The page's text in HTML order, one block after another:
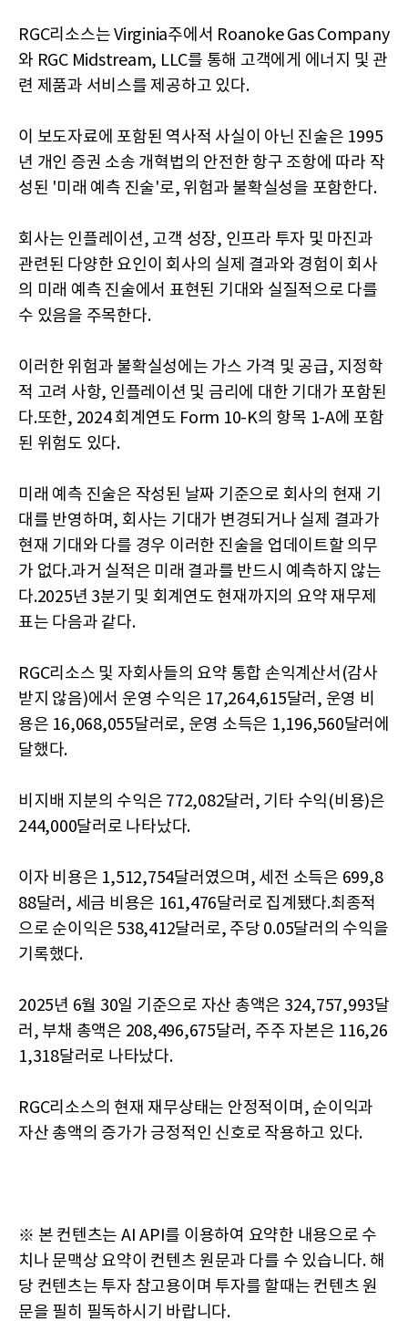
RGC리소스는 Virginia주에서 Roanoke Gas Company
와 RGC Midstream, LLC를 통해 고객에게 에너지 및 관
련 제품과 서비스를 제공하고 있다.
이 보도자료에 포함된 역사적 사실이 아닌 진술은 1995
년 개인 증권 소송 개혁법의 안전한 항구 조항에 따라 작
성된 '미래 예측 진술'로, 위험과 불확실성을 포함한다.
회사는 인플레이션, 고객 성장, 인프라 투자 및 마진과
관련된 다양한 요인이 회사의 실제 결과와 경험이 회사
의 미래 예측 진술에서 표현된 기대와 실질적으로 다를
수 있음을 주목한다.
이러한 위험과 불확실성에는 가스 가격 및 공급, 지정학
적 고려 사항, 인플레이션 및 금리에 대한 기대가 포함된
다.또한, 2024 회계연도 Form 10-K의 항목 1-A에 포함
된 위험도 있다.
미래 예측 진술은 작성된 날짜 기준으로 회사의 현재 기
대를 반영하며, 회사는 기대가 변경되거나 실제 결과가
현재 기대와 다를 경우 이러한 진술을 업데이트할 의무
가 없다.과거 실적은 미래 결과를 반드시 예측하지 않는
다.2025년 3분기 및 회계연도 현재까지의 요약 재무제
표는 다음과 같다.
RGC리소스 및 자회사들의 요약 통합 손익계산서(감사
받지 않음)에서 운영 수익은 17,264,615달러, 운영 비
용은 16,068,055달러로, 운영 소득은 1,196,560달러에
달했다.
비지배 지분의 수익은 772,082달러, 기타 수익(비용)은
244,000달러로 나타났다.
이자 비용은 1,512,754달러였으며, 세전 소득은 699,8
88달러, 세금 비용은 161,476달러로 집계됐다.최종적
으로 순이익은 538,412달러로, 주당 0.05달러의 수익을
기록했다.
2025년 6월 30일 기준으로 자산 총액은 324,757,993달
러, 부채 총액은 208,496,675달러, 주주 자본은 116,26
1,318달러로 나타났다.
RGC리소스의 현재 재무상태는 안정적이며, 순이익과
자산 총액의 증가가 긍정적인 신호로 작용하고 있다.
※ 본 컨텐츠는 AI API를 이용하여 요약한 내용으로 수
치나 문맥상 요약이 컨텐츠 원문과 다를 수 있습니다. 해
당 컨텐츠는 투자 참고용이며 투자를 할때는 컨텐츠 원
문을 필히 필독하시기 바랍니다.